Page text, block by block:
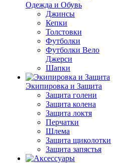
Одежда и Обувь
Джинсы
Кепки
Толстовки
Футболки
Футболки Вело
Джерси
Шапки
Экипировка и Защита
Защита голени
Защита колена
Защита локтя
Перчатки
Шлема
Защита щиколотки
Защита запястья